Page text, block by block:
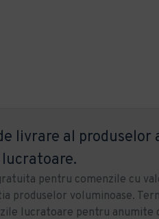
livrare al produselor
lucratoare.
pentru comenzile cu
produselor voluminoase.
lucratoare pentru anumite